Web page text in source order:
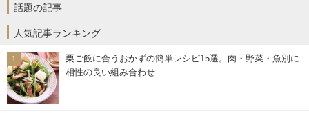
話題の記事
人気記事ランキング
栗ご飯に合うおかずの簡単レシピ15選。肉・野菜・魚別に
相性の良い組み合わせ